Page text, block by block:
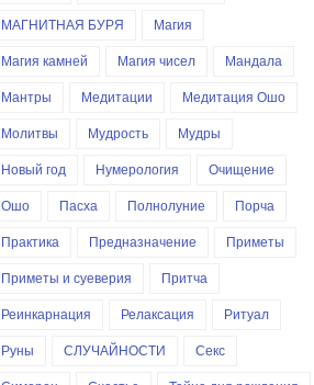
МАГНИТНАЯ БУРЯ
Магия
Магия камней
Магия чисел
Мандала
Мантры
Медитации
Медитация Ошо
Молитвы
Мудрость
Мудры
Новый год
Нумерология
Очищение
Ошо
Пасха Полнолуние
Порча
Практика
Предназначение
Приметы
Приметы и суеверия
Притча
Реинкарнация
Релаксация
Ритуал
Руны
СЛУЧАЙНОСТИ
Секс